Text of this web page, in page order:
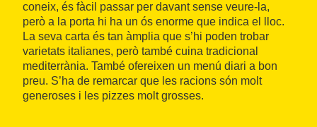
coneix, és fàcil passar per davant sense veure-la,
però a la porta hi ha un ós enorme que indica el lloc.
La seva carta és tan àmplia que s’hi poden trobar
varietats italianes, però també cuina tradicional
mediterrània. També ofereixen un menú diari a bon
preu. S’ha de remarcar que les racions són molt
generoses i les pizzes molt grosses.